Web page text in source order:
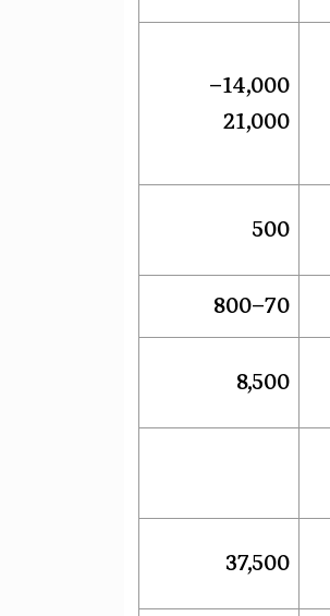
14,000–
21,000
500
70–800
8,500
37,500